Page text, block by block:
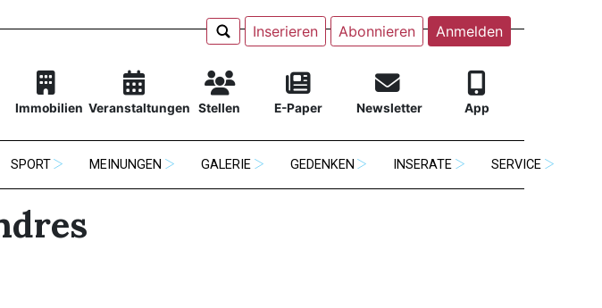
Inserieren Abonnieren Anmelden
Immobilien Veranstaltungen Stellen E-Paper Newsletter App
SPORT MEINUNGEN GALERIE GEDENKEN INSERATE SERVICE